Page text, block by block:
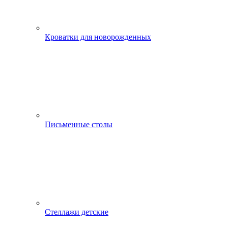
Кроватки для новорожденных
Письменные столы
Стеллажи детские